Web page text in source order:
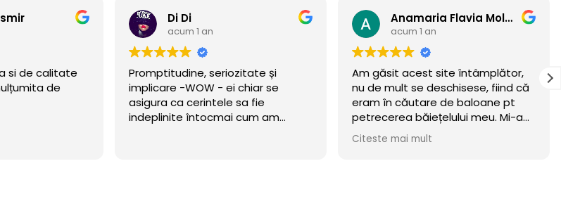
și
chiar se
sa fie
acum 1 an
Am găsit acest site întâmplător,
nu de mult se deschisese, fiind că
eram în căutare de baloane pt
petrecerea băiețelului meu. Mi-am
Andrey
acum 1 an
Felicitări pentru ceea ce creați!!!